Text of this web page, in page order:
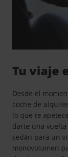
Tu viaje
Desde el
coche de
lo que te
darte una
sedán para un
monovolumen